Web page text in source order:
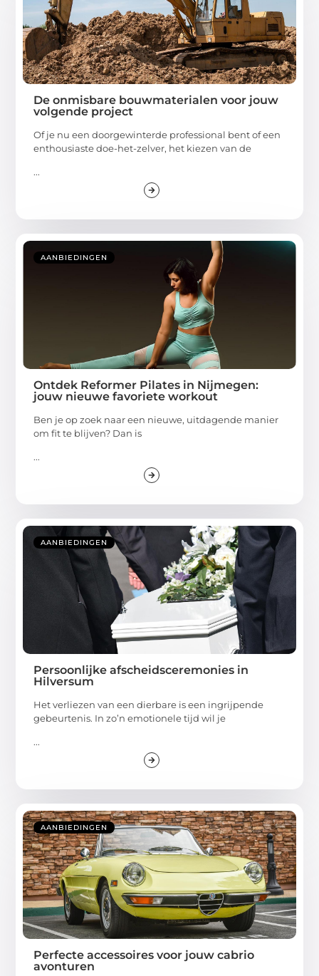
De onmisbare bouwmaterialen voor jouw
volgende project
Of je nu een doorgewinterde professional bent of een
enthousiaste doe-het-zelver, het kiezen van de
...
AANBIEDINGEN
Ontdek Reformer Pilates in Nijmegen:
jouw nieuwe favoriete workout
Ben je op zoek naar een nieuwe, uitdagende manier
om fit te blijven? Dan is
...
AANBIEDINGEN
Persoonlijke afscheidsceremonies in
Hilversum
Het verliezen van een dierbare is een ingrijpende
gebeurtenis. In zo’n emotionele tijd wil je
...
AANBIEDINGEN
Perfecte accessoires voor jouw cabrio
avonturen